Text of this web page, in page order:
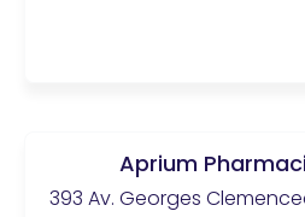
Aprium
393 Av. Georges